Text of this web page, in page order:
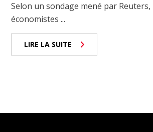
Selon un sondage mené par Reuters,
économistes ...
LIRE LA SUITE